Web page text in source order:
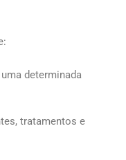
determinada
tratamentos e